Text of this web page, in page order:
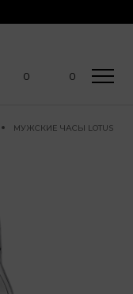
0 0
МУЖСКИЕ ЧАСЫ LOTUS